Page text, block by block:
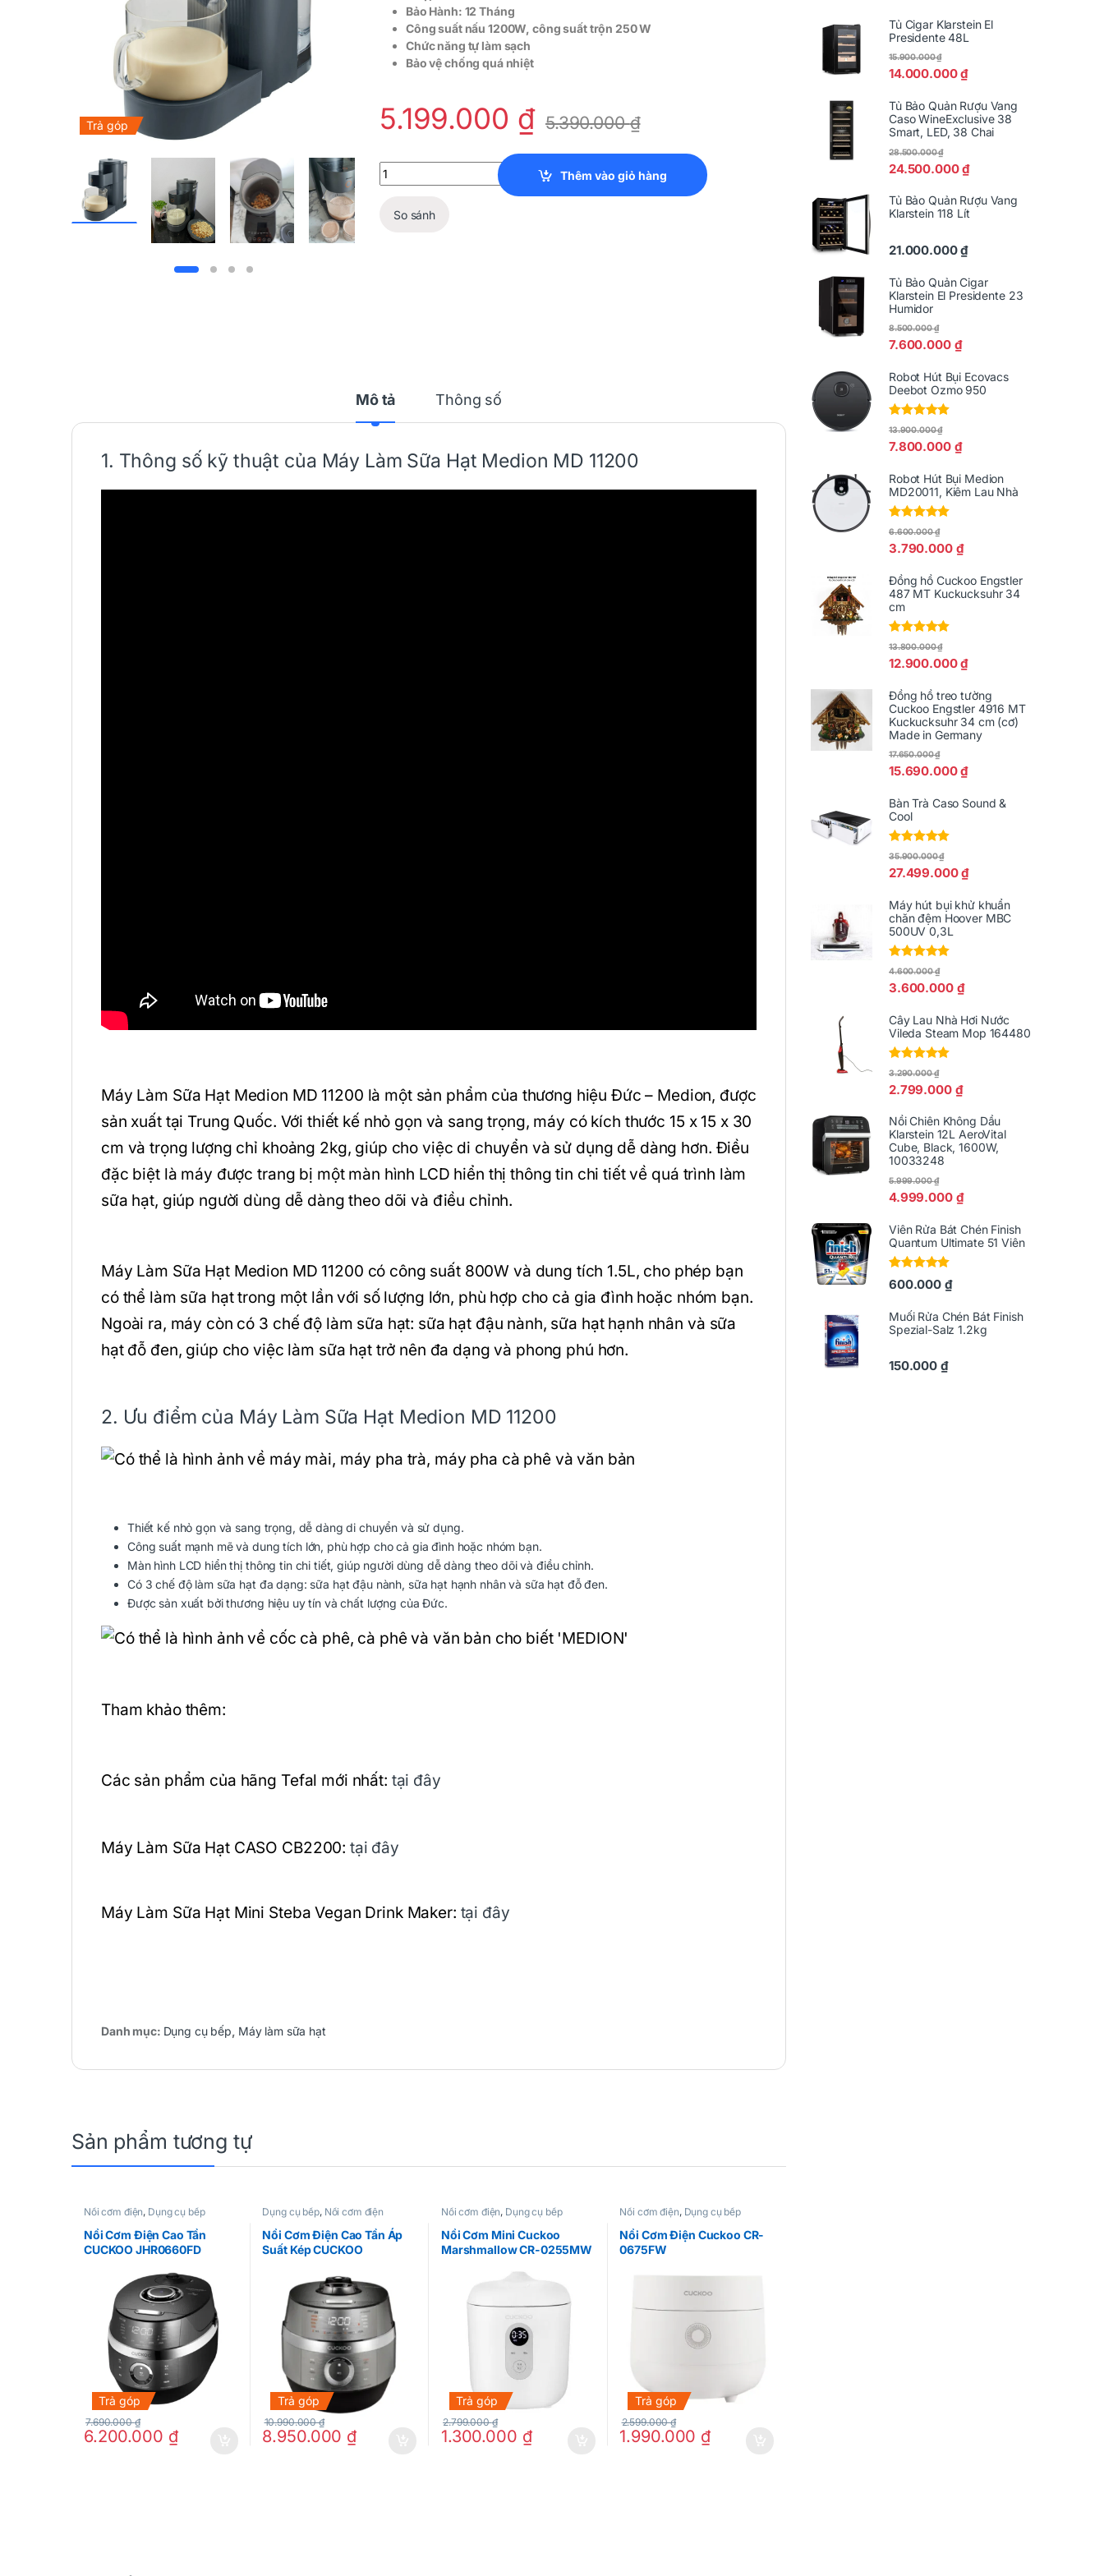
Trả góp
Bảo Hành: 12 Tháng
Công suất nấu 1200W, công suất trộn 250 W
Chức năng tự làm sạch
Bảo vệ chống quá nhiệt
5.199.000 ₫ 5.390.000₫
Máy Làm Sữa Hạt Medion MD 11200 quantity
Thêm vào giỏ hàng
So sánh
Mô tả Thông số
1. Thông số kỹ thuật của Máy Làm Sữa Hạt Medion MD 11200
Máy Làm Sữa Hạt Medion MD 11200 là một sản phẩm của thương hiệu Đức – Medion, được
sản xuất tại Trung Quốc. Với thiết kế nhỏ gọn và sang trọng, máy có kích thước 15 x 15 x 30
cm và trọng lượng chỉ khoảng 2kg, giúp cho việc di chuyển và sử dụng dễ dàng hơn. Điều
đặc biệt là máy được trang bị một màn hình LCD hiển thị thông tin chi tiết về quá trình làm
sữa hạt, giúp người dùng dễ dàng theo dõi và điều chỉnh.
Máy Làm Sữa Hạt Medion MD 11200 có công suất 800W và dung tích 1.5L, cho phép bạn
có thể làm sữa hạt trong một lần với số lượng lớn, phù hợp cho cả gia đình hoặc nhóm bạn.
Ngoài ra, máy còn có 3 chế độ làm sữa hạt: sữa hạt đậu nành, sữa hạt hạnh nhân và sữa
hạt đỗ đen, giúp cho việc làm sữa hạt trở nên đa dạng và phong phú hơn.
2. Ưu điểm của Máy Làm Sữa Hạt Medion MD 11200
Thiết kế nhỏ gọn và sang trọng, dễ dàng di chuyển và sử dụng.
Công suất mạnh mẽ và dung tích lớn, phù hợp cho cả gia đình hoặc nhóm bạn.
Màn hình LCD hiển thị thông tin chi tiết, giúp người dùng dễ dàng theo dõi và điều chỉnh.
Có 3 chế độ làm sữa hạt đa dạng: sữa hạt đậu nành, sữa hạt hạnh nhân và sữa hạt đỗ đen.
Được sản xuất bởi thương hiệu uy tín và chất lượng của Đức.
Tham khảo thêm:
Các sản phẩm của hãng Tefal mới nhất: tại đây
Máy Làm Sữa Hạt CASO CB2200: tại đây
Máy Làm Sữa Hạt Mini Steba Vegan Drink Maker: tại đây
Danh mục: Dụng cụ bếp, Máy làm sữa hạt
Sản phẩm tương tự
Nồi cơm điện, Dụng cụ bếp
Nồi Cơm Điện Cao Tần
CUCKOO JHR0660FD
Trả góp
6.200.000 ₫
7.690.000₫
Dụng cụ bếp, Nồi cơm điện
Nồi Cơm Điện Cao Tần Áp
Suất Kép CUCKOO
Trả góp
8.950.000 ₫
10.990.000₫
Nồi cơm điện, Dụng cụ bếp
Nồi Cơm Mini Cuckoo
Marshmallow CR-0255MW
Trả góp
1.300.000 ₫
2.799.000₫
Nồi cơm điện, Dụng cụ bếp
Nồi Cơm Điện Cuckoo CR-
0675FW
Trả góp
1.990.000 ₫
2.599.000₫
Tủ Cigar Klarstein El
Presidente 48L
14.000.000₫
15.900.000₫
Tủ Bảo Quản Rượu Vang
Caso WineExclusive 38
Smart, LED, 38 Chai
24.500.000₫
28.500.000₫
Tủ Bảo Quản Rượu Vang
Klarstein 118 Lít
21.000.000₫
Tủ Bảo Quản Cigar
Klarstein El Presidente 23
Humidor
7.600.000 ₫
8.500.000₫
Robot Hút Bụi Ecovacs
Deebot Ozmo 950
Được xếp
5
sao
7.800.000 ₫
13.900.000₫
Robot Hút Bụi Medion
MD20011, Kiêm Lau Nhà
Được xếp
5
sao
3.790.000 ₫
6.600.000₫
Đồng hồ Cuckoo Engstler
487 MT Kuckucksuhr 34
cm
Được xếp
5
sao
12.900.000₫
13.800.000₫
Đồng hồ treo tường
Cuckoo Engstler 4916 MT
Kuckucksuhr 34 cm (cơ)
Made in Germany
15.690.000₫
17.650.000₫
Bàn Trà Caso Sound &
Cool
Được xếp
5
sao
27.499.000₫
35.900.000₫
Máy hút bụi khử khuẩn
chăn đệm Hoover MBC
500UV 0,3L
Được xếp
5
sao
3.600.000 ₫
4.600.000₫
Cây Lau Nhà Hơi Nước
Vileda Steam Mop 164480
Được xếp
5
sao
2.799.000 ₫
3.290.000₫
Nồi Chiên Không Dầu
Klarstein 12L AeroVital
Cube, Black, 1600W,
10033248
4.999.000 ₫
5.999.000₫
Viên Rửa Bát Chén Finish
Quantum Ultimate 51 Viên
Được xếp
hạng5.005
600.000 ₫
Muối Rửa Chén Bát Finish
Spezial-Salz 1.2kg
150.000 ₫